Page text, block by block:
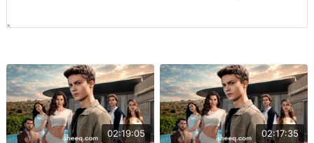
02:17:35
02:19:05